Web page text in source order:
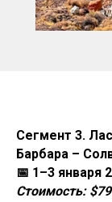
Сегмент 3.
Барбара –
📅 1–3 января
Стоимость: